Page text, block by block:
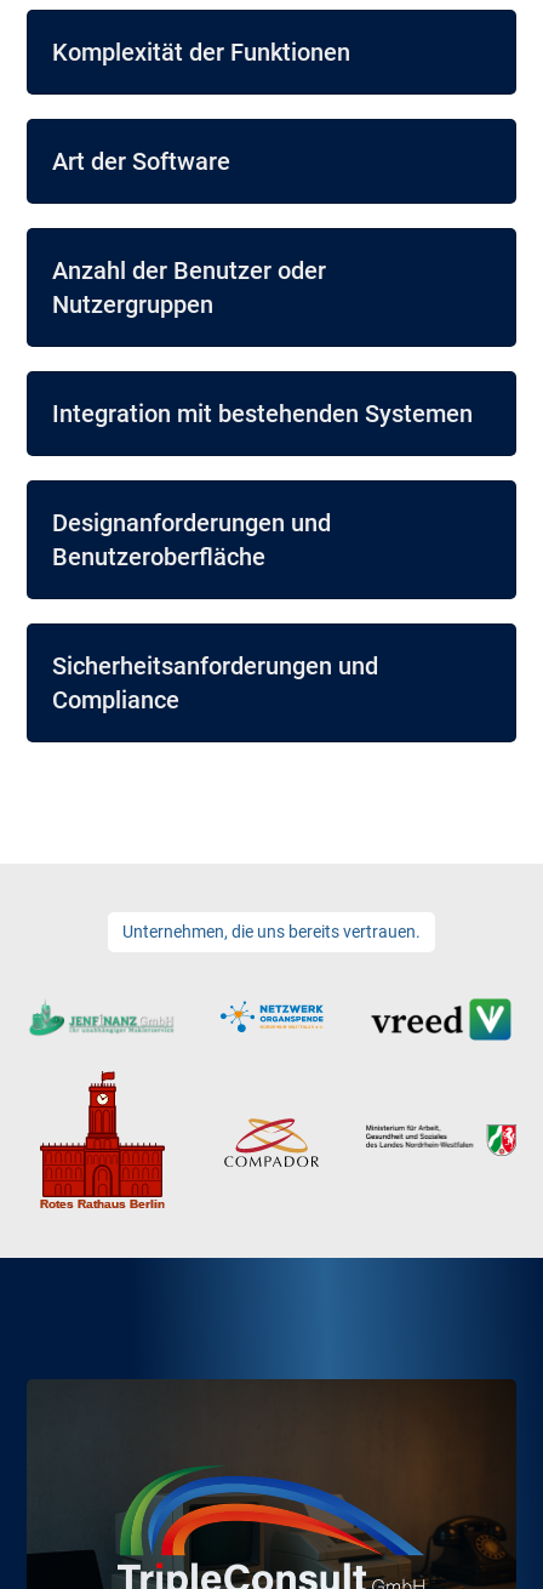
Komplexität der Funktionen
Art der Software
Anzahl der Benutzer oder
Nutzergruppen
Integration mit bestehenden Systemen
Designanforderungen und
Benutzeroberfläche
Sicherheitsanforderungen und
Compliance
Unternehmen, die uns bereits vertrauen.